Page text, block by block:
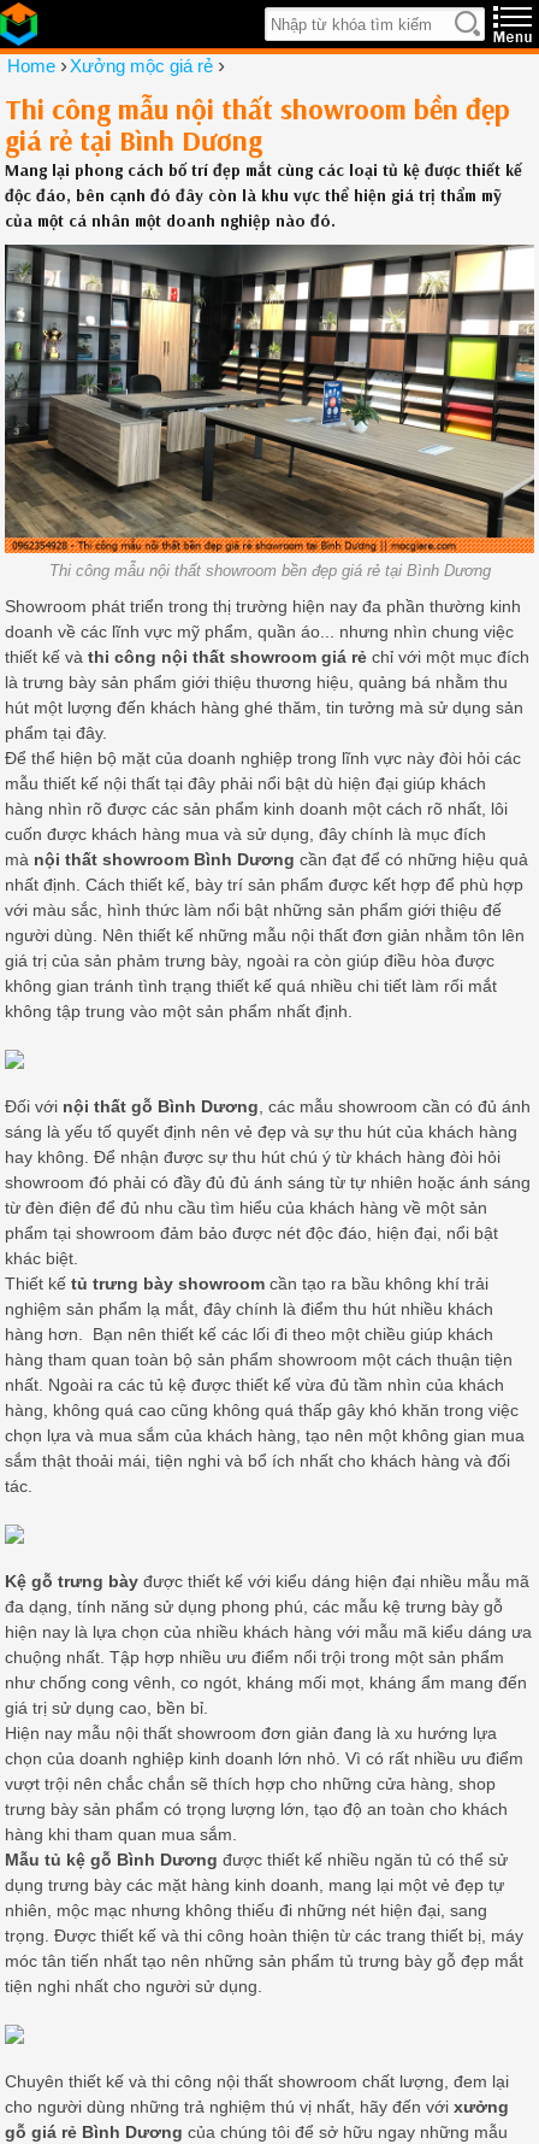
Home ›Xưởng mộc giá rẻ ›
Thi công mẫu nội thất showroom bền đẹp
giá rẻ tại Bình Dương
Mang lại phong cách bố trí đẹp mắt cùng các loại tủ kệ được thiết kế
độc đáo, bên cạnh đó đây còn là khu vực thể hiện giá trị thẩm mỹ
của một cá nhân một doanh nghiệp nào đó.
Thi công mẫu nội thất showroom bền đẹp giá rẻ tại Bình Dương
Showroom phát triển trong thị trường hiện nay đa phần thường kinh
doanh về các lĩnh vực mỹ phẩm, quần áo... nhưng nhìn chung việc
thiết kế vàthi công nội thất showroom giá rẻ chỉ với một mục đích
là trưng bày sản phẩm giới thiệu thương hiệu, quảng bá nhằm thu
hút một lượng đến khách hàng ghé thăm, tin tưởng mà sử dụng sản
phẩm tại đây.
Để thể hiện bộ mặt của doanh nghiệp trong lĩnh vực này đòi hỏi các
mẫu thiết kế nội thất tại đây phải nổi bật dù hiện đại giúp khách
hàng nhìn rõ được các sản phẩm kinh doanh một cách rõ nhất, lôi
cuốn được khách hàng mua và sử dụng, đây chính là mục đích
mà nội thất showroom Bình Dương cần đạt để có những hiệu quả
nhất định. Cách thiết kế, bày trí sản phẩm được kết hợp để phù hợp
với màu sắc, hình thức làm nổi bật những sản phẩm giới thiệu đế
người dùng. Nên thiết kế những mẫu nội thất đơn giản nhằm tôn lên
giá trị của sản phảm trưng bày, ngoài ra còn giúp điều hòa được
không gian tránh tình trạng thiết kế quá nhiều chi tiết làm rối mắt
không tập trung vào một sản phẩm nhất định.
Đối với nội thất gỗ Bình Dương , các mẫu showroom cần có đủ ánh
sáng là yếu tố quyết định nên vẻ đẹp và sự thu hút của khách hàng
hay không. Để nhận được sự thu hút chú ý từ khách hàng đòi hỏi
showroom đó phải có đầy đủ đủ ánh sáng từ tự nhiên hoặc ánh sáng
từ đèn điện để đủ nhu cầu tìm hiểu của khách hàng về một sản
phẩm tại showroom đảm bảo được nét độc đáo, hiện đại, nổi bật
khác biệt.
Thiết kếtủ trưng bày showroom cần tạo ra bầu không khí trải
nghiệm sản phẩm lạ mắt, đây chính là điểm thu hút nhiều khách
hàng hơn. Bạn nên thiết kế các lối đi theo một chiều giúp khách
hàng tham quan toàn bộ sản phẩm showroom một cách thuận tiện
nhất. Ngoài ra các tủ kệ được thiết kế vừa đủ tầm nhìn của khách
hàng, không quá cao cũng không quá thấp gây khó khăn trong việc
chọn lựa và mua sắm của khách hàng, tạo nên một không gian mua
sắm thật thoải mái, tiện nghi và bổ ích nhất cho khách hàng và đối
tác.
Kệ gỗ trưng bàyđược thiết kế với kiểu dáng hiện đại nhiều mẫu mã
đa dạng, tính năng sử dụng phong phú, các mẫu kệ trưng bày gỗ
hiện nay là lựa chọn của nhiều khách hàng với mẫu mã kiểu dáng ưa
chuộng nhất. Tập hợp nhiều ưu điểm nổi trội trong một sản phẩm
như chống cong vênh, co ngót, kháng mối mọt, kháng ẩm mang đến
giá trị sử dụng cao, bền bỉ.
Hiện nay mẫu nội thất showroom đơn giản đang là xu hướng lựa
chọn của doanh nghiệp kinh doanh lớn nhỏ. Vì có rất nhiều ưu điểm
vượt trội nên chắc chắn sẽ thích hợp cho những cửa hàng, shop
trưng bày sản phẩm có trọng lượng lớn, tạo độ an toàn cho khách
hàng khi tham quan mua sắm.
Mẫu tủ kệ gỗ Bình Dương được thiết kế nhiều ngăn tủ có thể sử
dụng trưng bày các mặt hàng kinh doanh, mang lại một vẻ đẹp tự
nhiên, mộc mạc nhưng không thiếu đi những nét hiện đại, sang
trọng. Được thiết kế và thi công hoàn thiện từ các trang thiết bị, máy
móc tân tiến nhất tạo nên những sản phẩm tủ trưng bày gỗ đẹp mắt
tiện nghi nhất cho người sử dụng.
Chuyên thiết kế và thi công nội thất showroom chất lượng, đem lại
cho người dùng những trả nghiệm thú vị nhất, hãy đến vớixưởng
gỗ giá rẻ Bình Dương của chúng tôi để sở hữu ngay những mẫu